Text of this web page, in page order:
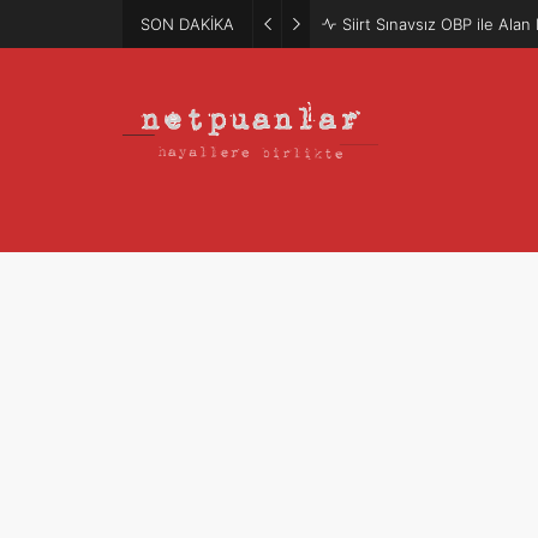
SON DAKİKA Siirt Sınavsız OBP ile